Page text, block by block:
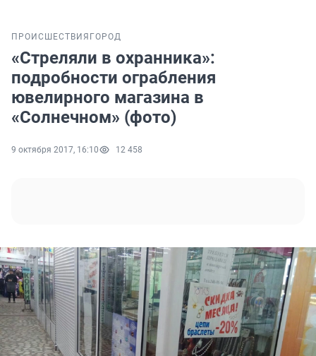
ПРОИСШЕСТВИЯ ГОРОД
«Стреляли в охранника»:
подробности ограбления
ювелирного магазина в
«Солнечном» (фото)
9 октября 2017, 16:10 12 458